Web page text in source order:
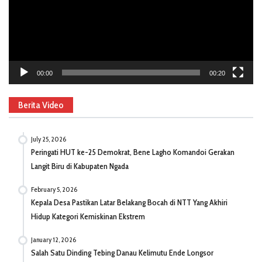
00:00 00:20
Berita Video
July 25, 2026
Peringati HUT ke-25 Demokrat, Bene Lagho Komandoi Gerakan
Langit Biru di Kabupaten Ngada
February 5, 2026
Kepala Desa Pastikan Latar Belakang Bocah di NTT Yang Akhiri
Hidup Kategori Kemiskinan Ekstrem
January 12, 2026
Salah Satu Dinding Tebing Danau Kelimutu Ende Longsor